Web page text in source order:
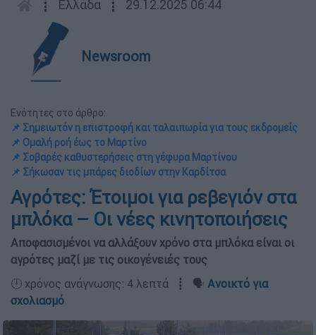
┋ Ελλάδα ┋ 29.12.2025 06:44
Newsroom
Ενότητες στο άρθρο:
📌 Σημειωτόν η επιστροφή και ταλαιπωρία για τους εκδρομείς
📌 Ομαλή ροή έως το Μαρτίνο
📌 Σοβαρές καθυστερήσεις στη γέφυρα Μαρτίνου
📌 Σήκωσαν τις μπάρες διοδίων στην Καρδίτσα
Αγρότες: Έτοιμοι για ρεβεγιόν στα
μπλόκα – Οι νέες κινητοποιήσεις
Αποφασισμένοι να αλλάξουν χρόνο στα μπλόκα είναι οι
αγρότες μαζί με τις οικογένειές τους
🕛 χρόνος ανάγνωσης: 4 λεπτά ┋ 🗣️ Ανοικτό για
σχολιασμό